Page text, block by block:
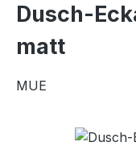
Dusch-
matt
MUE